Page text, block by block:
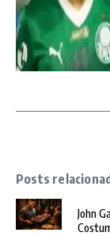
Posts
John